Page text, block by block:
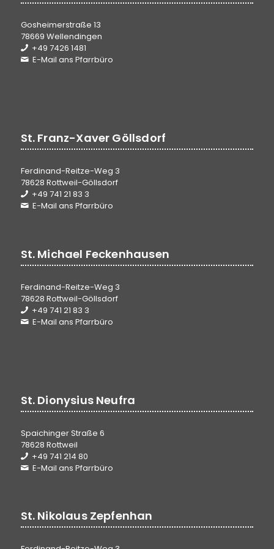
Gosheimerstraße 13
78669 Wellendingen
+49 7426 1481
E-Mail ans Pfarrbüro
St. Franz-Xaver Göllsdorf
Ferdinand-Reitze-Weg 3
78628 Rottweil-Göllsdorf
+49 741 21 83 3
E-Mail ans Pfarrbüro
St. Michael Feckenhausen
Ferdinand-Reitze-Weg 3
78628 Rottweil-Göllsdorf
+49 741 21 83 3
E-Mail ans Pfarrbüro
St. Dionysius Neufra
Spaichinger Straße 6
78628 Rottweil
+49 741 214 80
E-Mail ans Pfarrbüro
St. Nikolaus Zepfenhan